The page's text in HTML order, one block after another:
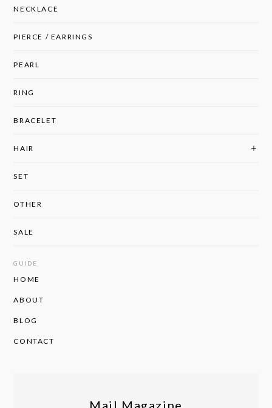
NECKLACE
PIERCE / EARRINGS
PEARL
RING
BRACELET
HAIR
SET
OTHER
SALE
GUIDE
HOME
ABOUT
BLOG
CONTACT
Mail Magazine